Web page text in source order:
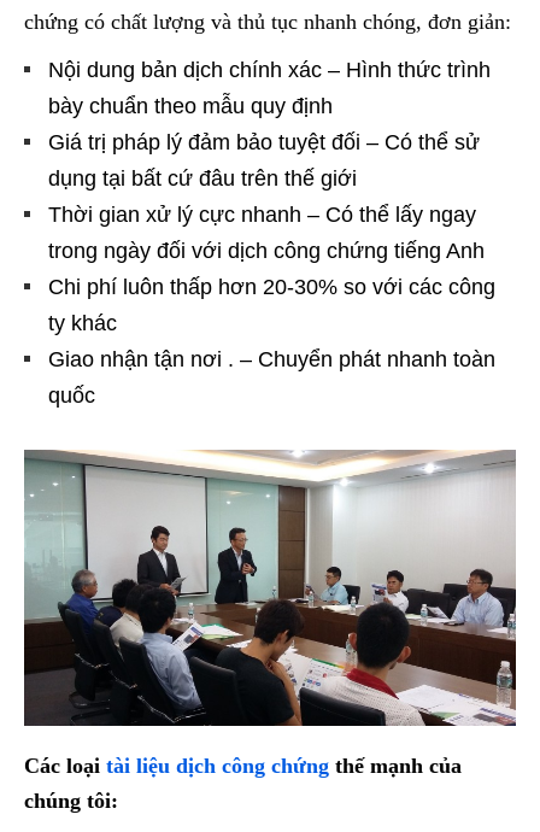
chứng có chất lượng và thủ tục nhanh chóng, đơn giản:
Nội dung bản dịch chính xác – Hình thức trình
bày chuẩn theo mẫu quy định
Giá trị pháp lý đảm bảo tuyệt đối – Có thể sử
dụng tại bất cứ đâu trên thế giới
Thời gian xử lý cực nhanh – Có thể lấy ngay
trong ngày đối với dịch công chứng tiếng Anh
Chi phí luôn thấp hơn 20-30% so với các công
ty khác
Giao nhận tận nơi . – Chuyển phát nhanh toàn
quốc
Các loại tài liệu dịch công chứng thế mạnh của
chúng tôi: